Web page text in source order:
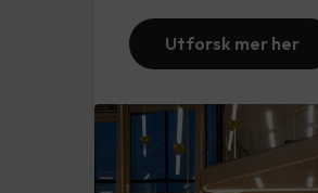
Utforsk mer her